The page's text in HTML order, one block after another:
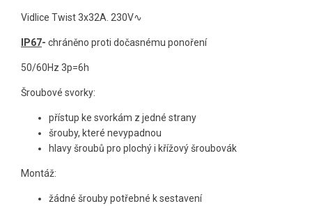
Vidlice Twist 3x32A. 230V∿
IP67- chráněno proti dočasnému ponoření
50/60Hz 3p=6h
Šroubové svorky:
přístup ke svorkám z jedné strany
šrouby, které nevypadnou
hlavy šroubů pro plochý i křížový šroubovák
Montáž:
žádné šrouby potřebné k sestavení